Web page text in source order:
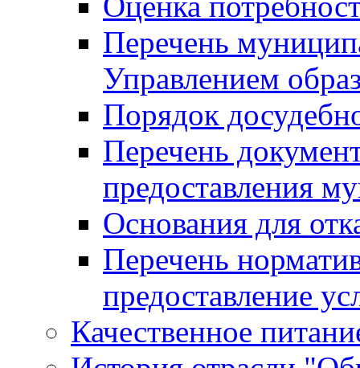
Перечень
Управлением
Порядок
Перечень
предоставления
Основания для
Перечень
предоставление
Качественное